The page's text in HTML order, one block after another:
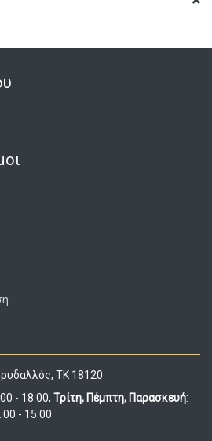
ΤΚ 18120
- 18:00, Τρίτη, Πέμπτη, Παρασκευή:
- 15:00